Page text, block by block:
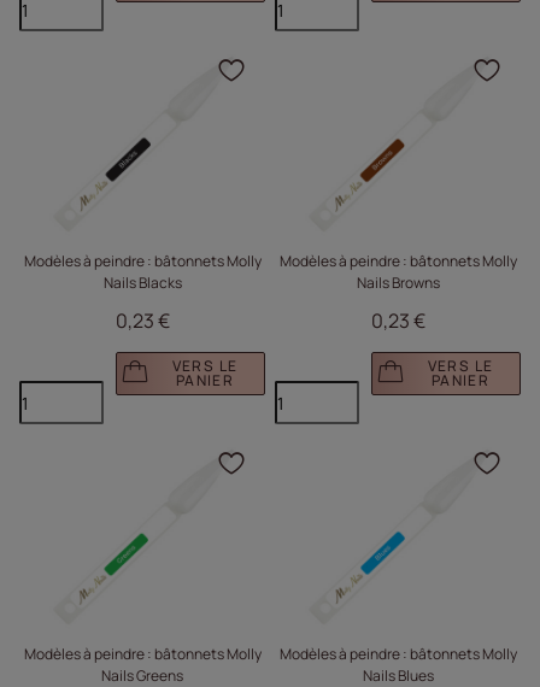
Modèles à peindre : bâtonnets Molly
Nails Blacks
0,23 €
VERS LE
PANIER
Cliquez pour ajouter
Modèles à peindre : bâtonnets Molly
Nails Browns
0,23 €
VERS LE
PANIER
Modèles à peindre : bâtonnets Molly
Nails Greens
Cliquez pour ajouter
Modèles à peindre : bâtonnets Molly
Nails Blues